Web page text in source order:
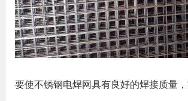
要使不锈钢电焊网具有良好的焊接质量